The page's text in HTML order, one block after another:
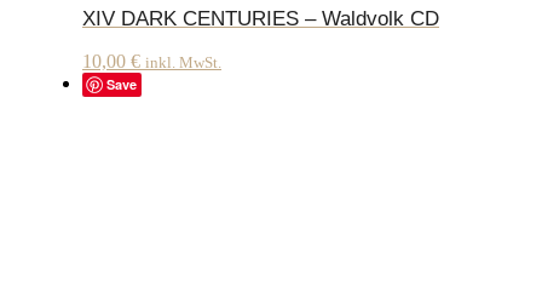
XIV DARK CENTURIES – Waldvolk CD
10,00 € inkl. MwSt.
Save